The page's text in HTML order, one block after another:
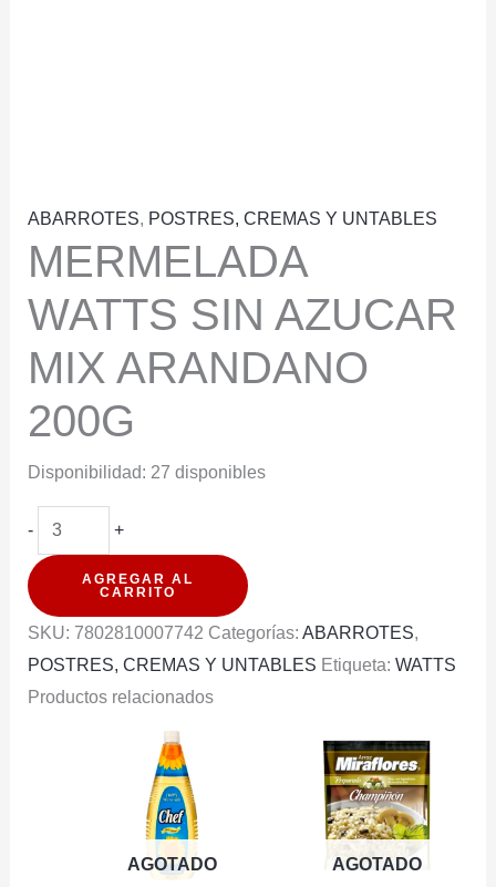
ABARROTES, POSTRES, CREMAS Y UNTABLES
MERMELADA
WATTS SIN AZUCAR
MIX ARANDANO
200G
Disponibilidad: 27 disponibles
-
MERMELADA
WATTS
AZUCAR
+
AGREGAR AL
CARRITO
SKU: 7802810007742 Categorías: ABARROTES,
POSTRES, CREMAS Y UNTABLES Etiqueta: WATTS
Productos relacionados
AGOTADO AGOTADO